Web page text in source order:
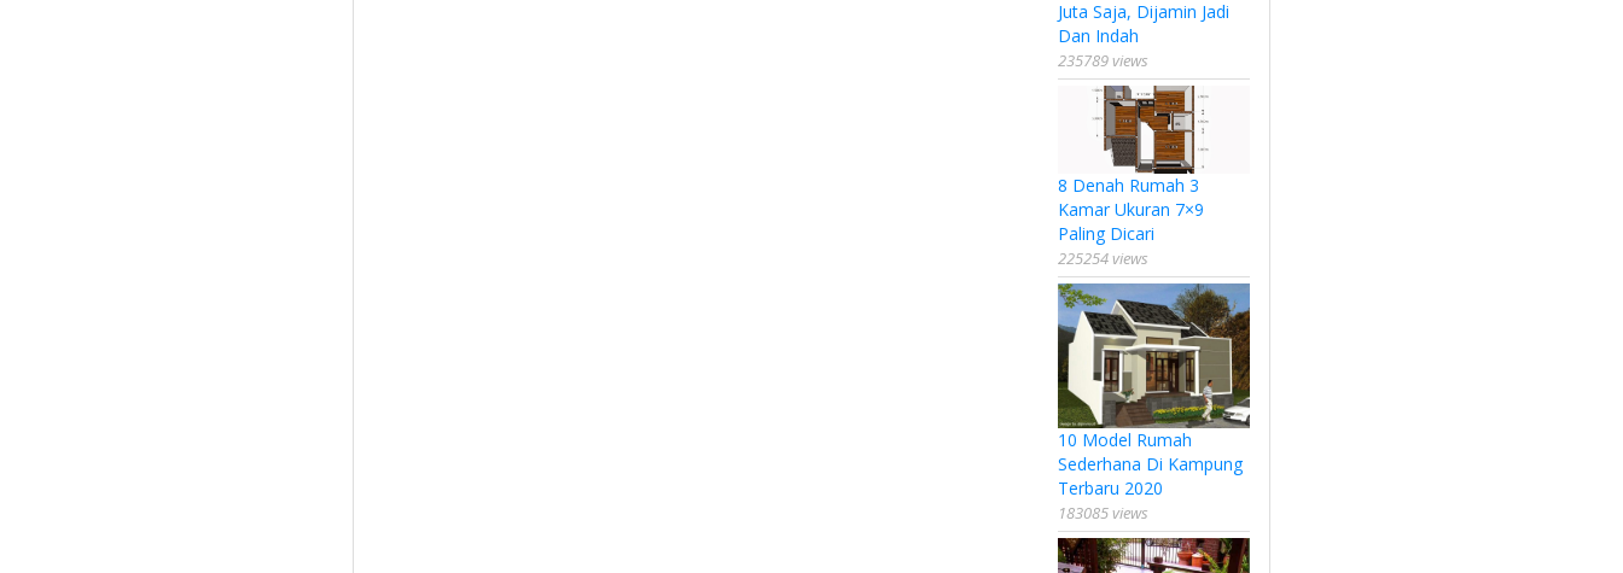
Juta Saja, Dijamin Jadi
Dan Indah
235789 views
8 Denah Rumah 3
Kamar Ukuran 7×9
Paling Dicari
225254 views
10 Model Rumah
Sederhana Di Kampung
Terbaru 2020
183085 views